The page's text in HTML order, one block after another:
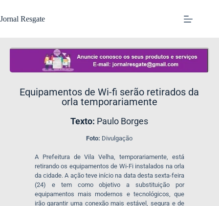
Jornal Resgate
​Equipamentos de Wi-fi serão retirados da
orla temporariamente
Texto: Paulo Borges
Foto: Divulgação
A Prefeitura de Vila Velha, temporariamente, está
retirando os equipamentos de Wi-Fi instalados na orla
da cidade. A ação teve início na data desta sexta-feira
(24) e tem como objetivo a substituição por
equipamentos mais modernos e tecnológicos, que
irão garantir uma conexão mais estável, segura e de